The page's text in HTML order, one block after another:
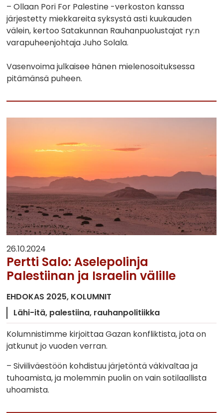
– Ollaan Pori For Palestine -verkoston kanssa
järjestetty miekkareita syksystä asti kuukauden
välein, kertoo Satakunnan Rauhanpuolustajat ry:n
varapuheenjohtaja Juho Solala.
Vasenvoima julkaisee hänen mielenosoituksessa
pitämänsä puheen.
26.10.2024
Pertti Salo: Aselepolinja
Palestiinan ja Israelin välille
EHDOKAS 2025 KOLUMNIT
Lähi-itä palestiina rauhanpolitiikka
Kolumnistimme kirjoittaa Gazan konfliktista, jota on
jatkunut jo vuoden verran.
– Siviiliväestöön kohdistuu järjetöntä väkivaltaa ja
tuhoamista, ja molemmin puolin on vain sotilaallista
uhoamista.